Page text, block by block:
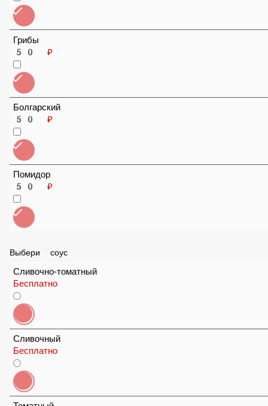
Лук репчатый
50 ₽
Грибы
50 ₽
Болгарский
50 ₽
Помидор
50 ₽
Выбери соус
Сливочно-томатный
Бесплатно